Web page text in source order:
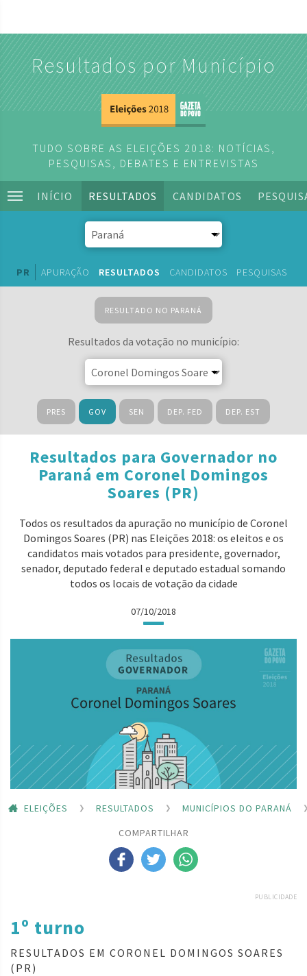
Resultados por Município
TUDO SOBRE AS ELEIÇÕES 2018: NOTÍCIAS,
PESQUISAS, DEBATES E ENTREVISTAS
INÍCIO RESULTADOS CANDIDATOS
PR APURAÇÃO RESULTADOS CANDIDATOS PESQUISAS
RESULTADO NO PARANÁ
Resultados da votação no município:
PRES GOV SEN DEP. FED DEP. EST
Resultados para Governador no
Paraná em Coronel Domingos
Soares (PR)
Todos os resultados da apuração no município de Coronel
Domingos Soares (PR) nas Eleições 2018: os eleitos e os
candidatos mais votados para presidente, governador,
senador, deputado federal e deputado estadual somando
todos os locais de votação da cidade
07/10/2018
ELEIÇÕES RESULTADOS
MUNICÍPIOS DO PARANÁ
COMPARTILHAR
PUBLICIDADE
1º turno
RESULTADOS EM CORONEL DOMINGOS SOARES
(PR)